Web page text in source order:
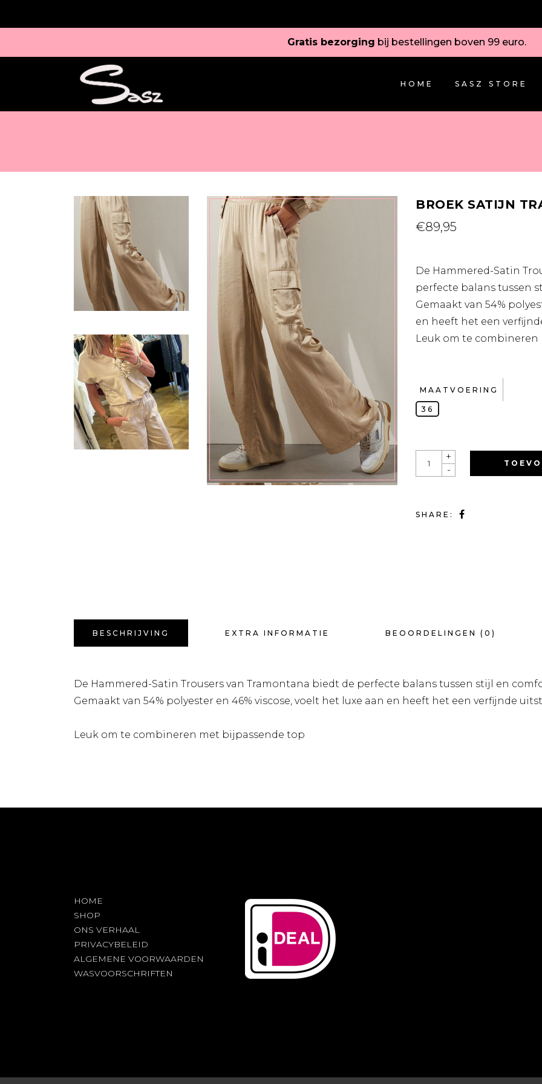
Gratis bezorging bij bestellingen boven 99 euro.
HOME SASZ STORE
BROEK SATIJN
€89,95
De Hammered-Satin
perfecte balans tussen
Gemaakt van 54%
en heeft het een
Leuk om te
MAATVOERING
36
QUANTITY
-
+
SHARE:
BESCHRIJVING EXTRA INFORMATIE BEOORDELINGEN (0)
De Hammered-Satin Trousers van Tramontana biedt de perfecte balans tussen stijl en
Gemaakt van 54% polyester en 46% viscose, voelt het luxe aan en heeft het een verfijnde
Leuk om te combineren met bijpassende top
HOME
SHOP
ONS VERHAAL
PRIVACYBELEID
ALGEMENE VOORWAARDEN
WASVOORSCHRIFTEN